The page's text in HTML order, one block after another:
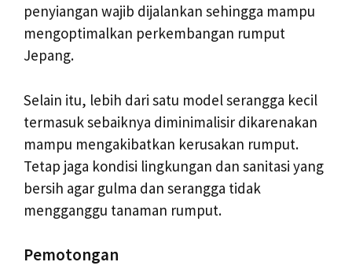
penyiangan wajib dijalankan sehingga mampu
mengoptimalkan perkembangan rumput
Jepang.
Selain itu, lebih dari satu model serangga kecil
termasuk sebaiknya diminimalisir dikarenakan
mampu mengakibatkan kerusakan rumput.
Tetap jaga kondisi lingkungan dan sanitasi yang
bersih agar gulma dan serangga tidak
mengganggu tanaman rumput.
Pemotongan